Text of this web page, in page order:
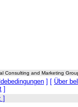
and Marketing
] [ Über
]
]